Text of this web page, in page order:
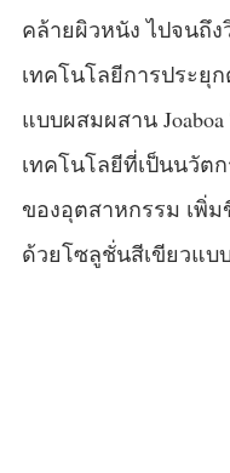
คล้ายผิวหนัง ไปจนถึ
เทคโนโลยีการประยุ
แบบผสมผสาน
เทคโนโลยีที่เป็นนวัต
ของอุตสาหกรรม เพิ่
ด้วยโซลูชั่นสีเขียวแบ